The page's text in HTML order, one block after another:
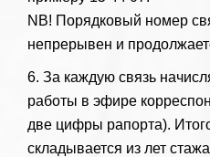
NB! Порядковый номер
непрерывен и
6. За каждую связь
работы в эфире
две цифры рапорта).
складывается из лет